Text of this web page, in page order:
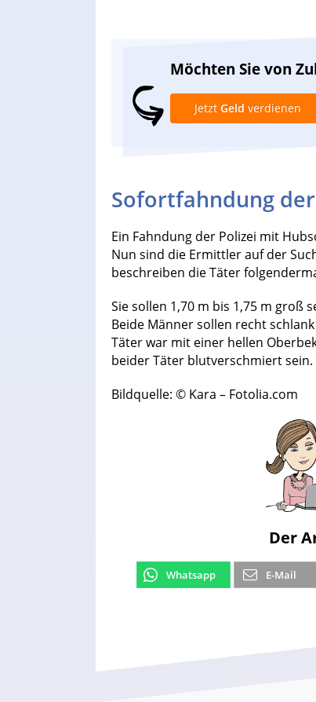
Möchten Sie von
Jetzt Geld verdienen
Sofortfahndung
Ein Fahndung der Polizei mit
Nun sind die Ermittler auf der
beschreiben die Täter
Sie sollen 1,70 m bis 1,75 m groß
Beide Männer sollen recht
Täter war mit einer hellen
beider Täter blutverschmiert sein.
Bildquelle: © Kara – Fotolia.com
Der
Whatsapp E-Mail